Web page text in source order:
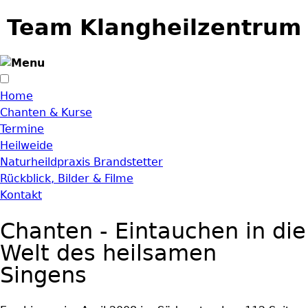
Team Klangheilzentrum
Home
Chanten & Kurse
Termine
Heilweide
Naturheildpraxis Brandstetter
Rückblick, Bilder & Filme
Kontakt
Chanten - Eintauchen in die
Welt des heilsamen
Singens